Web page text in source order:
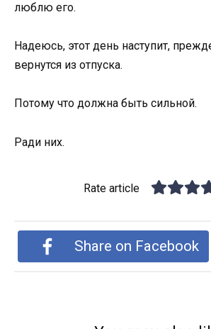
люблю его.
Надеюсь, этот день наступит,
вернутся из отпуска.
Потому что должна быть сильной.
Ради них.
Rate article
Share on Facebook